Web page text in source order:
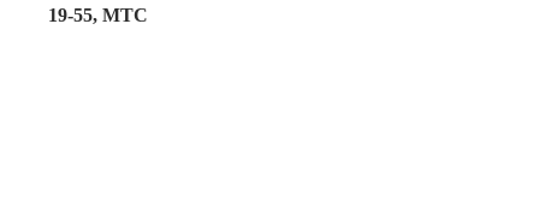
19-55, MTC